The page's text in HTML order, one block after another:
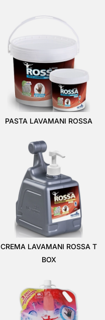
PASTA LAVAMANI ROSSA
CREMA LAVAMANI ROSSA T
BOX